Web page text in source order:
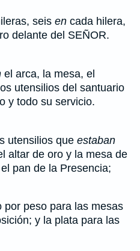
seis en cada hilera,
delante del SEÑOR.
el arca, la mesa, el
utensilios del santuario
y todo su servicio.
utensilios que estaban
altar de oro y la mesa de
el pan de la Presencia;
por peso para las mesas
y la plata para las